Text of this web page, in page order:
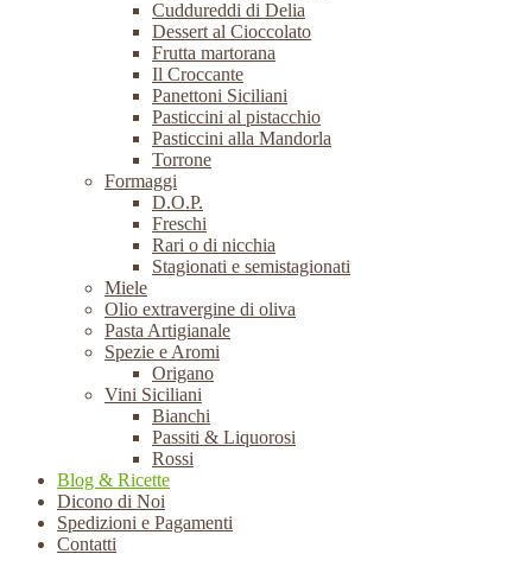
Cuddureddi di Delia
Dessert al Cioccolato
Frutta martorana
Il Croccante
Panettoni Siciliani
Pasticcini al pistacchio
Pasticcini alla Mandorla
Torrone
Formaggi
D.O.P.
Freschi
Rari o di nicchia
Stagionati e semistagionati
Miele
Olio extravergine di oliva
Pasta Artigianale
Spezie e Aromi
Origano
Vini Siciliani
Bianchi
Passiti & Liquorosi
Rossi
Blog & Ricette
Dicono di Noi
Spedizioni e Pagamenti
Contatti